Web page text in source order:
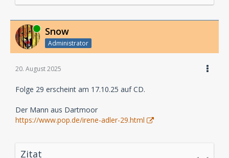
Online Snow
Administrator
20. August 2025
Folge 29 erscheint am 17.10.25 auf CD.
Der Mann aus Dartmoor
https://www.pop.de/irene-adler-29.html
Zitat